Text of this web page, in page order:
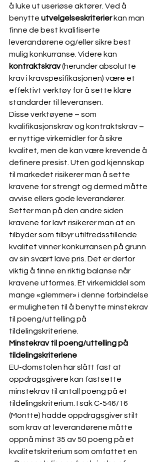
å luke ut useriøse aktører. Ved å
benytte utvelgelseskriterier kan man
finne de best kvalifiserte
leverandørene og/eller sikre best
mulig konkurranse. Videre kan
kontraktskrav (herunder absolutte
krav i kravspesifikasjonen) være et
effektivt verktøy for å sette klare
standarder til leveransen.
Disse verktøyene – som
kvalifikasjonskrav og kontraktskrav –
er nyttige virkemidler for å sikre
kvalitet, men de kan være krevende å
definere presist. Uten god kjennskap
til markedet risikerer man å sette
kravene for strengt og dermed måtte
avvise ellers gode leverandører.
Setter man på den andre siden
kravene for lavt risikerer man at en
tilbyder som tilbyr utilfredsstillende
kvalitet vinner konkurransen på grunn
av sin svært lave pris. Det er derfor
viktig å finne en riktig balanse når
kravene utformes. Et virkemiddel som
mange «glemmer» i denne forbindelse
er muligheten til å benytte minstekrav
til poeng/uttelling på
tildelingskriteriene.
Minstekrav til poeng/uttelling på
tildelingskriteriene
EU-domstolen har slått fast at
oppdragsgivere kan fastsette
minstekrav til antall poeng på et
tildelingskriterium. I sak C-546/16
(Montte) hadde oppdragsgiver stilt
som krav at leverandørene måtte
oppnå minst 35 av 50 poeng på et
kvalitetskriterium som omfattet en